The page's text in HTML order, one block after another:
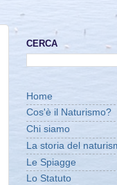
CERCA
Home
Cos'è il Naturismo?
Chi siamo
La storia del
Le Spiagge
Lo Statuto